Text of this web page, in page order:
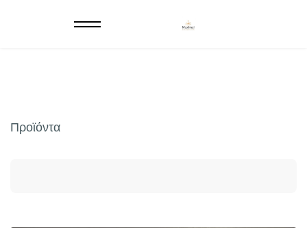
Προϊόντα